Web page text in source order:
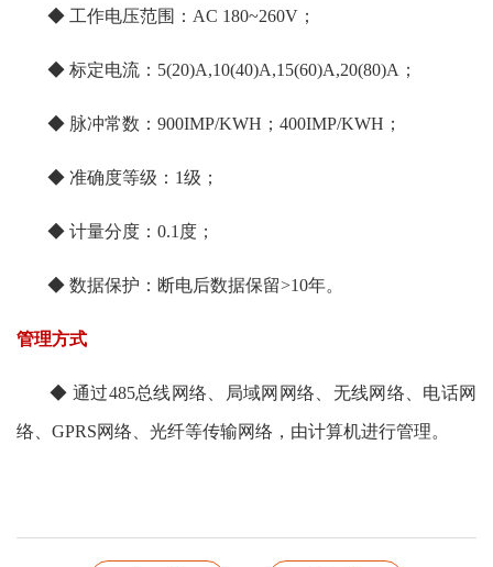
◆ 工作电压范围：AC 180~260V；
◆ 标定电流：5(20)A,10(40)A,15(60)A,20(80)A；
◆ 脉冲常数：900IMP/KWH；400IMP/KWH；
◆ 准确度等级：1级；
◆ 计量分度：0.1度；
◆ 数据保护：断电后数据保留>10年。
管理方式
◆ 通过485总线网络、局域网网络、无线网络、电话网
络、GPRS网络、光纤等传输网络，由计算机进行管理。